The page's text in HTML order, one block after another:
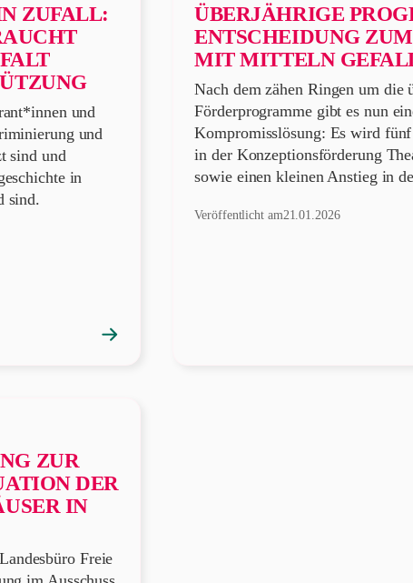
ZUFALL:
und
und
sind und
in
sind.
→
ÜBERJÄHRIGE
ENTSCHEIDUNG
MIT MITTELN
Nach dem zähen Ringen um die
Förderprogramme gibt es nun
Kompromisslösung: Es wird
in der Konzeptionsförderung
sowie einen kleinen Anstieg in
Veröffentlicht am21.01.2026
ZUR
DER
IN
Freie